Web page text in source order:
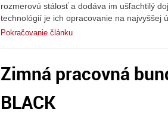
rozmerovú stálosť a dodáva im ušľachtilý
technológií je ich opracovanie na
Pokračovanie článku
Zimná pracovná
BLACK